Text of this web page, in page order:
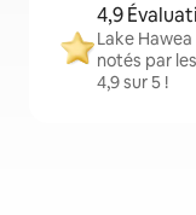
4,9
Lake
notés par
4,9 sur 5 !